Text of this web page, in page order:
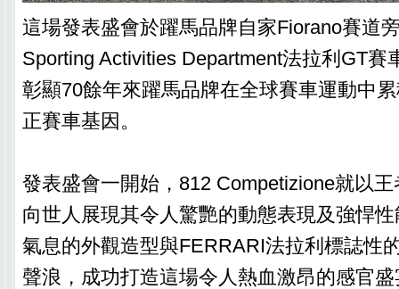
這場發表盛會於躍馬品牌自家Fiorano賽道
Sporting Activities Department法拉利GT賽
彰顯70餘年來躍馬品牌在全球賽車運動中
正賽車基因。
發表盛會一開始，812 Competizione就以
向世人展現其令人驚艷的動態表現及強悍
氣息的外觀造型與FERRARI法拉利標誌性
聲浪，成功打造這場令人熱血激昂的感官